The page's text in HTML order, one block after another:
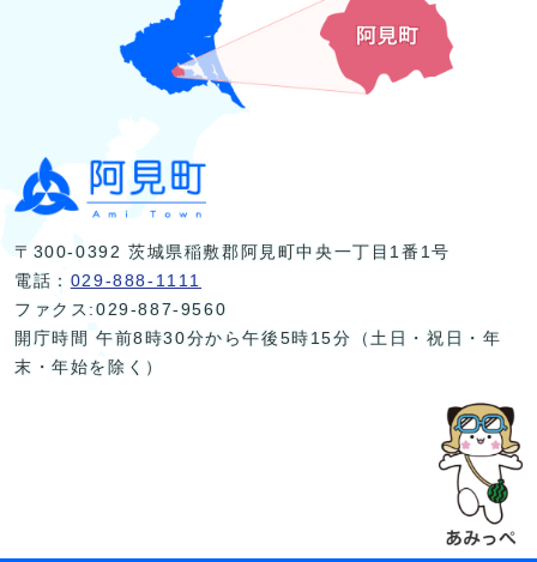
〒300-0392 茨城県稲敷郡阿見町中央一丁目1番1号
電話： 029-888-1111
ファクス:029-887-9560
開庁時間 午前8時30分から午後5時15分（土日・祝日・年
末・年始を除く）